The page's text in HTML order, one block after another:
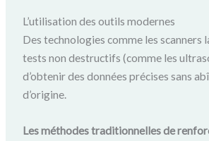
L’utilisation des outils modernes
Des technologies comme les scanners
tests non destructifs (comme les
d’obtenir des données précises sans
d’origine.
Les méthodes traditionnelles de